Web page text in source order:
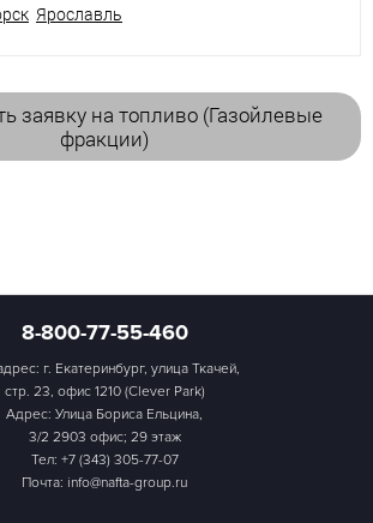
Ярославль
заявку на топливо (Газойлевые
фракции)
8-800-77-55-460
г. Екатеринбург, улица Ткачей,
стр. 23, офис 1210 (Clever Park)
Адрес: Улица Бориса Ельцина,
3/2 2903 офис; 29 этаж
Тел: +7 (343) 305-77-07
Почта: info@nafta-group.ru